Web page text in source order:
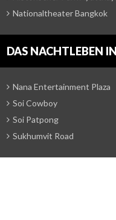
Nationaltheater Bangkok
DAS NACHTLEBEN
Nana Entertainment Plaza
Soi Cowboy
Soi Patpong
Sukhumvit Road